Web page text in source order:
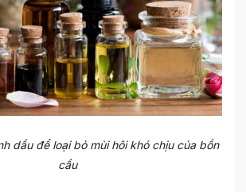
dầu để loại bỏ mùi hôi khó chịu của bồn
cầu